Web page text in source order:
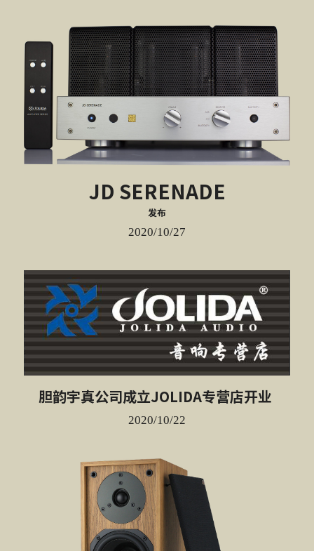
JD SERENADE
发布
2020/10/27
胆韵宇真公司成立JOLIDA专营店开业
2020/10/22